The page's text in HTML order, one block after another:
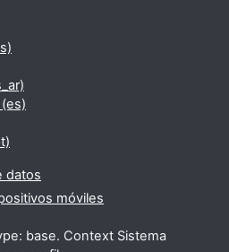
datos
móviles
base. Context Sistema